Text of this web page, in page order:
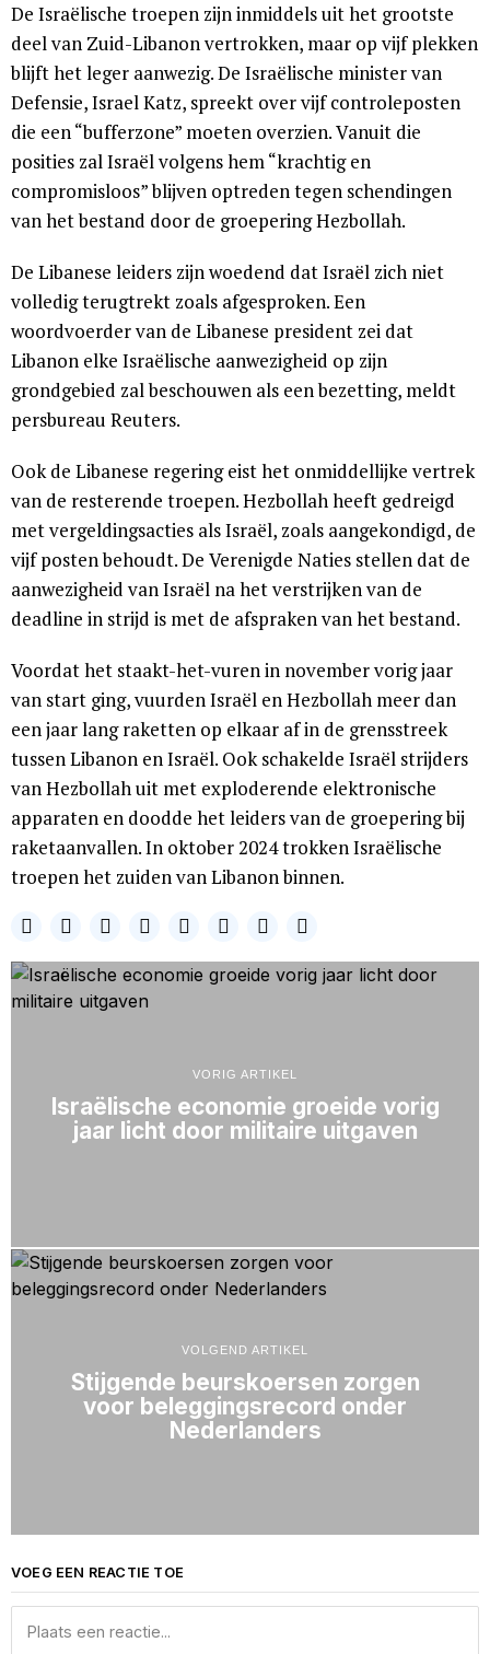
De Israëlische troepen zijn inmiddels uit het grootste
deel van Zuid-Libanon vertrokken, maar op vijf plekken
blijft het leger aanwezig. De Israëlische minister van
Defensie, Israel Katz, spreekt over vijf controleposten
die een “bufferzone” moeten overzien. Vanuit die
posities zal Israël volgens hem “krachtig en
compromisloos” blijven optreden tegen schendingen
van het bestand door de groepering Hezbollah.
De Libanese leiders zijn woedend dat Israël zich niet
volledig terugtrekt zoals afgesproken. Een
woordvoerder van de Libanese president zei dat
Libanon elke Israëlische aanwezigheid op zijn
grondgebied zal beschouwen als een bezetting, meldt
persbureau Reuters.
Ook de Libanese regering eist het onmiddellijke vertrek
van de resterende troepen. Hezbollah heeft gedreigd
met vergeldingsacties als Israël, zoals aangekondigd, de
vijf posten behoudt. De Verenigde Naties stellen dat de
aanwezigheid van Israël na het verstrijken van de
deadline in strijd is met de afspraken van het bestand.
Voordat het staakt-het-vuren in november vorig jaar
van start ging, vuurden Israël en Hezbollah meer dan
een jaar lang raketten op elkaar af in de grensstreek
tussen Libanon en Israël. Ook schakelde Israël strijders
van Hezbollah uit met exploderende elektronische
apparaten en doodde het leiders van de groepering bij
raketaanvallen. In oktober 2024 trokken Israëlische
troepen het zuiden van Libanon binnen.
VORIG ARTIKEL
Israëlische economie groeide vorig
jaar licht door militaire uitgaven
VOLGEND ARTIKEL
Stijgende beurskoersen zorgen
voor beleggingsrecord onder
Nederlanders
VOEG EEN REACTIE TOE